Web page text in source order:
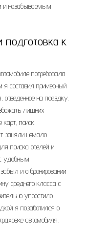
и незабываемым
подготовка к
потребовала
я составил примерный
на поездку.
лишних
карт, поиск
заняли немало
поиска отелей и
удобным
и о бронировании
среднего класса с
упростило
я позаботился о
автомобиля.